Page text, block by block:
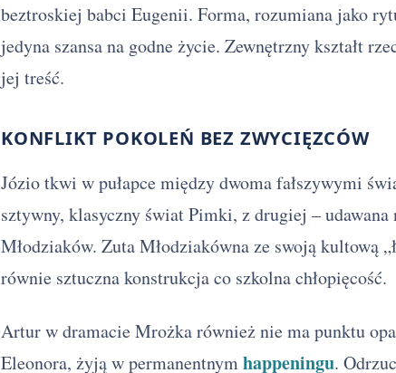
beztroskiej babci Eugenii. Forma, rozumiana jako
jedyna szansa na godne życie. Zewnętrzny kształt
jej treść.
KONFLIKT POKOLEŃ BEZ ZWYCIĘZCÓW
Józio tkwi w pułapce między dwoma fałszywymi
sztywny, klasyczny świat Pimki, z drugiej – udawana
Młodziaków. Zuta Młodziakówna ze swoją kultową
równie sztuczna konstrukcja co szkolna chłopięcość.
Artur w dramacie Mrożka również nie ma punktu
Eleonora, żyją w permanentnymhappeningu.